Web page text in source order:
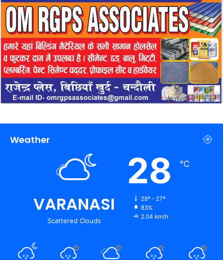
Weather
VARANASI
Scattered Clouds
28 ℃
28º - 27º
83%
2.04 km/h